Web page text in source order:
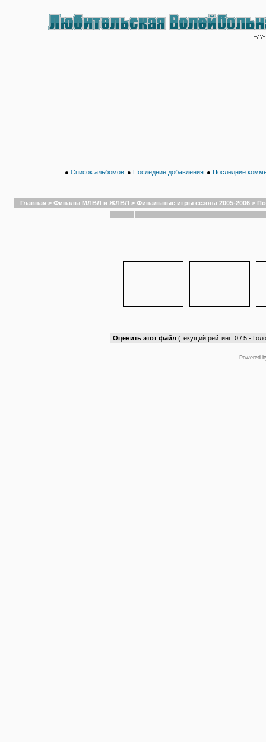
● Список альбомов ● Последние добавления ● Последние
Главная > Финалы МЛВЛ и ЖЛВЛ > Финальные игры сезона 2005-2006 >
Оценить этот файл (текущий рейтинг: 0 / 5 -
Powered